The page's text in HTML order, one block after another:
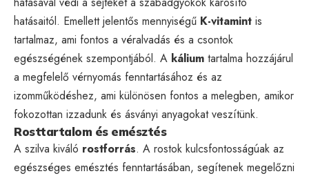
hatásaitól. Emellett jelentős mennyiségű K-vitamint is
tartalmaz, ami fontos a véralvadás és a csontok
egészségének szempontjából. A kálium tartalma hozzájárul
a megfelelő vérnyomás fenntartásához és az
izomműködéshez, ami különösen fontos a melegben, amikor
fokozottan izzadunk és ásványi anyagokat veszítünk.
Rosttartalom és emésztés
A szilva kiváló rostforrás. A rostok kulcsfontosságúak az
egészséges emésztés fenntartásában, segítenek megelőzni